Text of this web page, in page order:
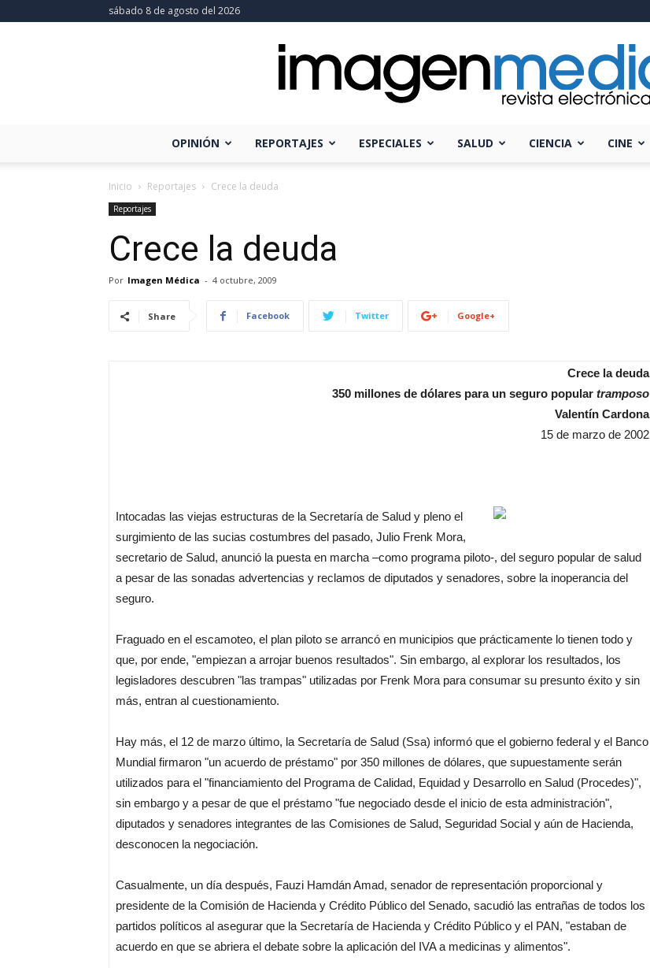
sábado 8 de agosto del 2026
OPINIÓN REPORTAJES ESPECIALES SALUD CIENCIA CINE
Inicio Reportajes Crece la deuda
Reportajes
Crece la deuda
Por Imagen Médica - 4 octubre, 2009
Share Facebook Twitter Google+
Crece la deuda
350 millones de dólares para un seguro popular tramposo
Valentín Cardona
15 de marzo de 2002
Intocadas las viejas estructuras de la Secretaría de Salud y pleno el
surgimiento de las sucias costumbres del pasado, Julio Frenk Mora,
secretario de Salud, anunció la puesta en marcha –como programa piloto-, del seguro popular de salud
a pesar de las sonadas advertencias y reclamos de diputados y senadores, sobre la inoperancia del
seguro.
Fraguado en el escamoteo, el plan piloto se arrancó en municipios que prácticamente lo tienen todo y
que, por ende, "empiezan a arrojar buenos resultados". Sin embargo, al explorar los resultados, los
legisladores descubren "las trampas" utilizadas por Frenk Mora para consumar su presunto éxito y sin
más, entran al cuestionamiento.
Hay más, el 12 de marzo último, la Secretaría de Salud (Ssa) informó que el gobierno federal y el Banco
Mundial firmaron "un acuerdo de préstamo" por 350 millones de dólares, que supuestamente serán
utilizados para el "financiamiento del Programa de Calidad, Equidad y Desarrollo en Salud (Procedes)",
sin embargo y a pesar de que el préstamo "fue negociado desde el inicio de esta administración",
diputados y senadores integrantes de las Comisiones de Salud, Seguridad Social y aún de Hacienda,
desconocen la negociación.
Casualmente, un día después, Fauzi Hamdán Amad, senador de representación proporcional y
presidente de la Comisión de Hacienda y Crédito Público del Senado, sacudió las entrañas de todos los
partidos políticos al asegurar que la Secretaría de Hacienda y Crédito Público y el PAN, "estaban de
acuerdo en que se abriera el debate sobre la aplicación del IVA a medicinas y alimentos".